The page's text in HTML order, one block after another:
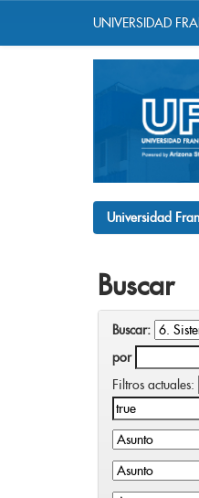
UNIVERSIDAD
Universidad
Buscar
Buscar:
por
Filtros actuales: